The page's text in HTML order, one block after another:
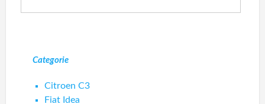
Categorie
Citroen C3
Fiat Idea